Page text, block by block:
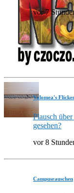
vor 7
Valomea's
Plausch
gesehen?
vor 8
Campusrauschen